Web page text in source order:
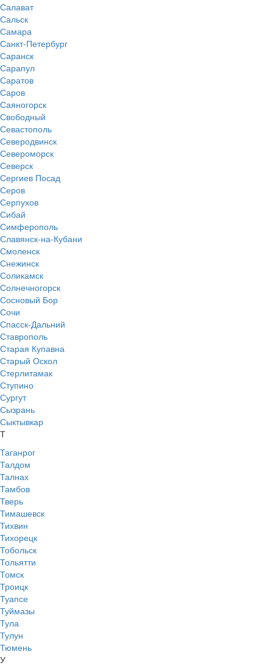
Салават
Сальск
Самара
Санкт-Петербург
Саранск
Сарапул
Саратов
Саров
Саяногорск
Свободный
Севастополь
Северодвинск
Североморск
Северск
Сергиев Посад
Серов
Серпухов
Сибай
Симферополь
Славянск-на-Кубани
Смоленск
Снежинск
Соликамск
Солнечногорск
Сосновый Бор
Сочи
Спасск-Дальний
Ставрополь
Старая Купавна
Старый Оскол
Стерлитамак
Ступино
Сургут
Сызрань
Сыктывкар
Т
Таганрог
Талдом
Талнах
Тамбов
Тверь
Тимашевск
Тихвин
Тихорецк
Тобольск
Тольятти
Томск
Троицк
Туапсе
Туймазы
Тула
Тулун
Тюмень
У